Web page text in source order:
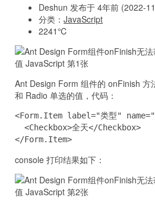
Deshun 发布于 4年前 (2022-
分类： JavaScript
2241℃
Ant Design Form 组件的 onFinish 方
和 Radio 单选的值，代码：
<Form.Item label="类型"
<Checkbox>全天</Checkbox>
</Form.Item>
console 打印结果如下：